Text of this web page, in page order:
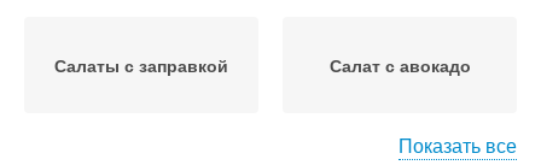
Салаты с заправкой Салат с авокадо
Показать все